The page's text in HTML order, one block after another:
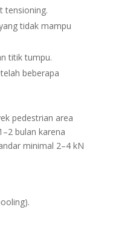
tensioning.
tidak mampu
titik tumpu.
beberapa
pedestrian area
bulan karena
minimal 2–4 kN